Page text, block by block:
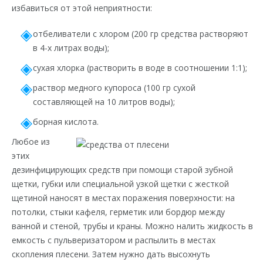
избавиться от этой неприятности:
отбеливатели с хлором (200 гр средства растворяют
в 4-х литрах воды);
сухая хлорка (растворить в воде в соотношении 1:1);
раствор медного купороса (100 гр сухой
составляющей на 10 литров воды);
борная кислота.
Любое из
этих
дезинфицирующих средств при помощи старой зубной
щетки, губки или специальной узкой щетки с жесткой
щетиной наносят в местах поражения поверхности: на
потолки, стыки кафеля, герметик или бордюр между
ванной и стеной, трубы и краны. Можно налить жидкость в
емкость с пульверизатором и распылить в местах
скопления плесени. Затем нужно дать высохнуть